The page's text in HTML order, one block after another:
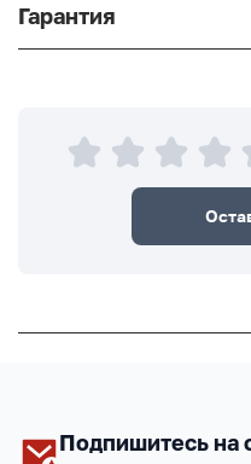
Гарантия
Подпишитесь на